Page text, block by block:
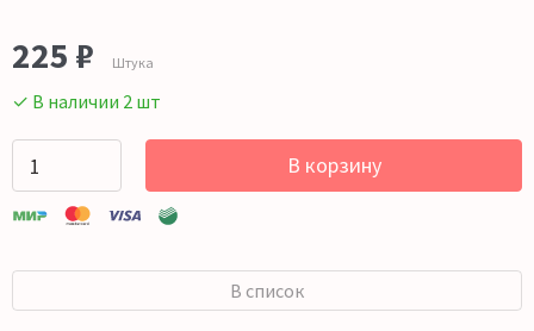
225 ₽ Штука
✓ В наличии 2 шт
В корзину
В список